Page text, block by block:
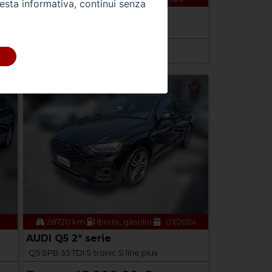
28720 km ibrida_gasolio 07/2024
AUDI Q5 2ª serie
Q5 SPB 35 TDI S tronic S line plus
informativa, continui senza